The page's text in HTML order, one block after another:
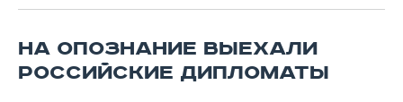
ТЕЛЕКОММУНИКАЦИИ
БИЗНЕС-БРАНЧИ
ФУТБОЛ
НОВОСТИ ОБЩЕСТВА
ФОТОГАЛЕРЕЯ
НА ОПОЗНАНИЕ ВЫЕХАЛИ
РОССИЙСКИЕ ДИПЛОМАТЫ